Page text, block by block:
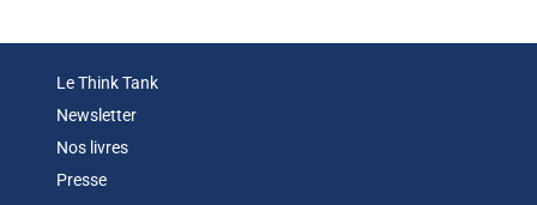
Le Think Tank
Newsletter
Nos livres
Presse